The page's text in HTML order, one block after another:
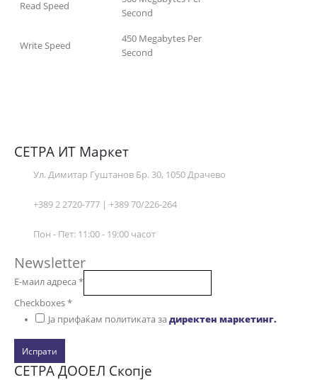
Read Speed
Second
Write Speed
450 Megabytes Per
Second
СЕТРА ИТ Маркет
Ул. Димитар Гуштанов Бр. 30, 1050 Драчево
+389 2 2720-777 | +389 70/226-264
Пон - Пет: 11:00 - 19:00 часот
Newsletter
Е-маил адреса*
Checkboxes*
Ја прифаќам политиката задиректен маркетинг.
Испрати
СЕТРА ДООЕЛ Скопје